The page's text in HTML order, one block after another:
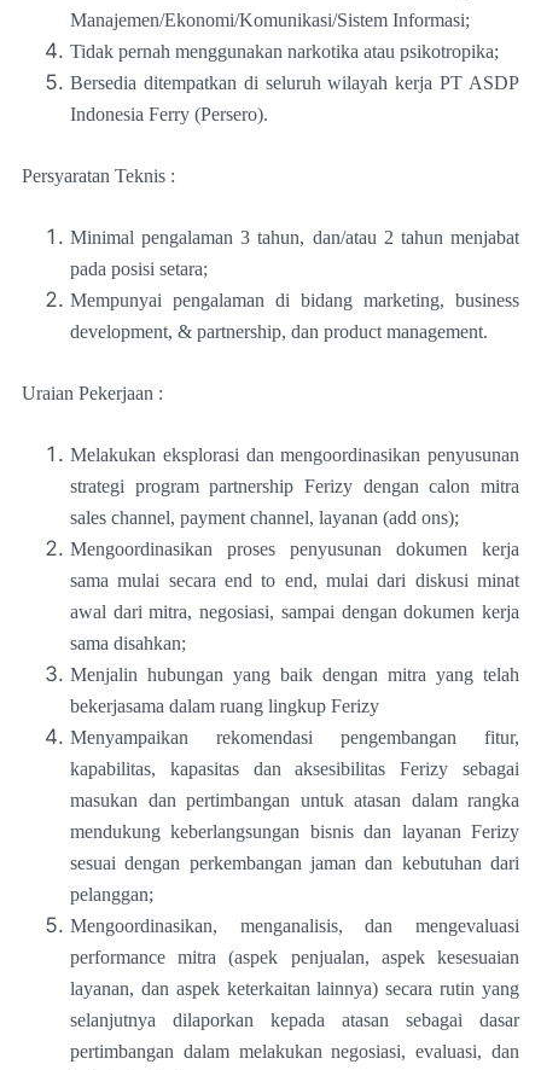
Manajemen/Ekonomi/Komunikasi/Sistem Informasi;
Tidak pernah menggunakan narkotika atau psikotropika;
Bersedia ditempatkan di seluruh wilayah kerja PT ASDP
Indonesia Ferry (Persero).
Persyaratan Teknis :
Minimal pengalaman 3 tahun, dan/atau 2 tahun menjabat
pada posisi setara;
Mempunyai pengalaman di bidang marketing, business
development, & partnership, dan product management.
Uraian Pekerjaan :
Melakukan eksplorasi dan mengoordinasikan penyusunan
strategi program partnership Ferizy dengan calon mitra
sales channel, payment channel, layanan (add ons);
Mengoordinasikan proses penyusunan dokumen kerja
sama mulai secara end to end, mulai dari diskusi minat
awal dari mitra, negosiasi, sampai dengan dokumen kerja
sama disahkan;
Menjalin hubungan yang baik dengan mitra yang telah
bekerjasama dalam ruang lingkup Ferizy
Menyampaikan rekomendasi pengembangan fitur,
kapabilitas, kapasitas dan aksesibilitas Ferizy sebagai
masukan dan pertimbangan untuk atasan dalam rangka
mendukung keberlangsungan bisnis dan layanan Ferizy
sesuai dengan perkembangan jaman dan kebutuhan dari
pelanggan;
Mengoordinasikan, menganalisis, dan mengevaluasi
performance mitra (aspek penjualan, aspek kesesuaian
layanan, dan aspek keterkaitan lainnya) secara rutin yang
selanjutnya dilaporkan kepada atasan sebagai dasar
pertimbangan dalam melakukan negosiasi, evaluasi, dan